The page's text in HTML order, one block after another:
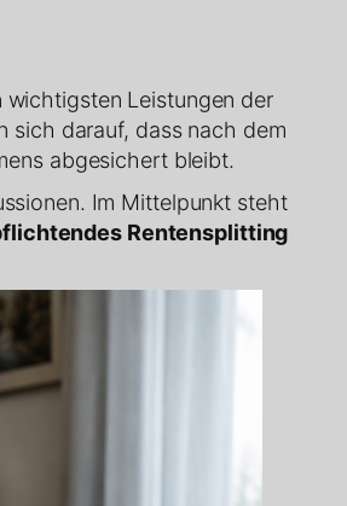
Leistungen der
sich darauf, dass nach dem
abgesichert bleibt.
Im Mittelpunkt steht
Rentensplitting